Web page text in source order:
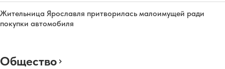
Жительница Ярославля притворилась малоимущей ради
покупки автомобиля
Общество